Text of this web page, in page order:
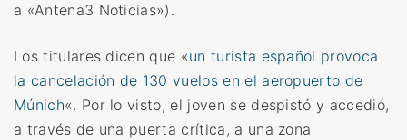
a «Antena3 Noticias»).
Los titulares dicen que «un turista español provoca
la cancelación de 130 vuelos en el aeropuerto de
Múnich«. Por lo visto, el joven se despistó y accedió,
a través de una puerta crítica, a una zona